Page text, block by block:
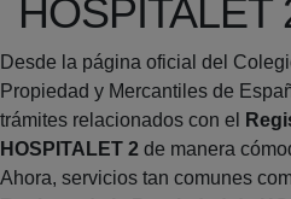
HOSPITALET
Desde la página oficial del
Propiedad y Mercantiles de
trámites relacionados con el
HOSPITALET 2 de manera
Ahora, servicios tan comunes